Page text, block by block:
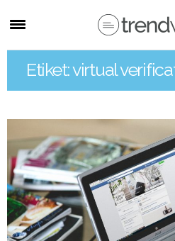
Etiket: virtual